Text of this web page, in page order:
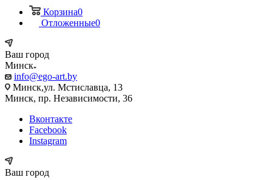
Корзина0
Отложенные0
Ваш город
Минск
info@ego-art.by
Минск,ул. Мстиславца, 13
Минск, пр. Независимости, 36
Вконтакте
Facebook
Instagram
Ваш город